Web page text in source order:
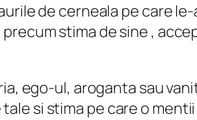
de cerneala pe care
stima de sine ,
ego-ul, aroganta sau
si stima pe care o